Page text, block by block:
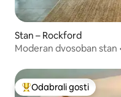
Stan – Rockford
Moderan dvosoban stan
Među najviše
Odabrali gosti